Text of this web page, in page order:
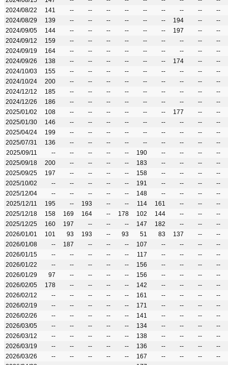
2024/08/22
141 -- -- -- -- -- -- -- --
--
2024/08/29
139 -- -- -- -- -- -- 194 --
--
2024/09/05
144 -- -- -- -- -- -- 197 --
--
2024/09/12
159 -- -- -- -- -- -- -- --
--
2024/09/19
164 -- -- -- -- -- -- -- --
--
2024/09/26
138 -- -- -- -- -- -- 174 --
--
2024/10/03
155 -- -- -- -- -- -- -- --
--
2024/10/24
200 -- -- -- -- -- -- -- --
--
2024/12/12
185 -- -- -- -- -- -- -- --
--
2024/12/26
186 -- -- -- -- -- -- -- --
--
2025/01/02
108 -- -- -- -- -- -- 177 --
--
2025/01/30
146 -- -- -- -- -- -- -- --
--
2025/04/24
199 -- -- -- -- -- -- -- --
--
2025/07/31
136 -- -- -- -- -- -- -- --
--
2025/09/11
-- -- -- -- -- 190 -- -- --
--
2025/09/18
200 -- -- -- -- 183 -- -- --
--
2025/09/25
197 -- -- -- -- 158 -- -- --
--
2025/10/02
-- -- -- -- -- 191 -- -- --
--
2025/12/04
-- -- -- -- -- 148 -- -- --
--
2025/12/11
195 -- 193 -- -- 114 161 -- --
--
2025/12/18
158 169 164 -- 178 102 144 -- --
--
2025/12/25
160 197 -- -- -- 147 182 -- --
--
2026/01/01
101 93 193 -- 93 51 83 137 --
--
2026/01/08
-- 187 -- -- -- 107 -- -- --
--
2026/01/15
-- -- -- -- -- 117 -- -- --
--
2026/01/22
-- -- -- -- -- 156 -- -- --
--
2026/01/29
97 -- -- -- -- 156 -- -- --
--
2026/02/05
178 -- -- -- -- 142 -- -- --
--
2026/02/12
-- -- -- -- -- 161 -- -- --
--
2026/02/19
-- -- -- -- -- 171 -- -- --
--
2026/02/26
-- -- -- -- -- 141 -- -- --
--
2026/03/05
-- -- -- -- -- 134 -- -- --
--
2026/03/12
-- -- -- -- -- 138 -- -- --
--
2026/03/19
-- -- -- -- -- 136 -- -- --
--
2026/03/26
-- -- -- -- -- 167 -- -- --
--